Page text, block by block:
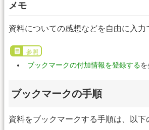
メモ
資料についての感想などを自由に入力
参照
ブックマークの付加情報を登録するを
ブックマークの手順
資料をブックマークする手順は、以下